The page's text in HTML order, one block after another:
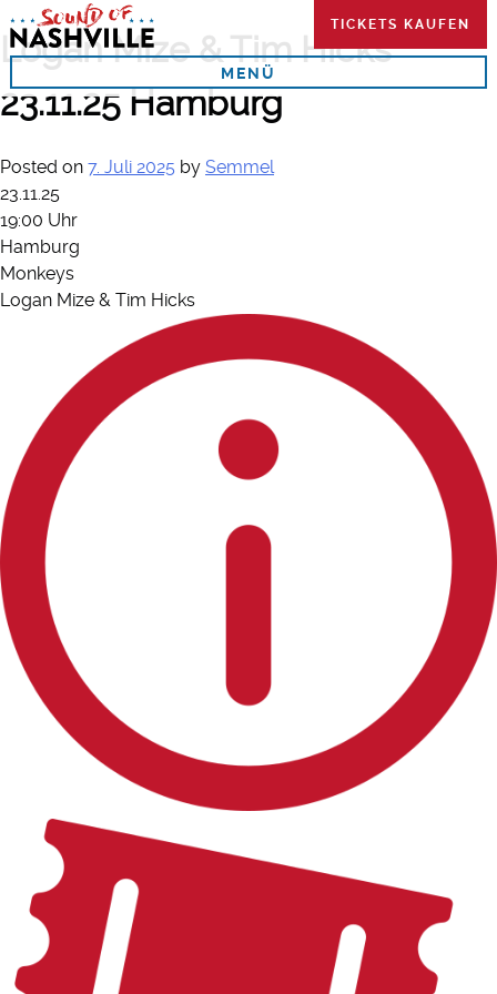
to
content
MENÜ
TICKETS KAUFEN
Logan Mize & Tim Hicks
23.11.25 Hamburg
Posted on 7. Juli 2025 by Semmel
23.11.25
19:00 Uhr
Hamburg
Monkeys
Logan Mize & Tim Hicks